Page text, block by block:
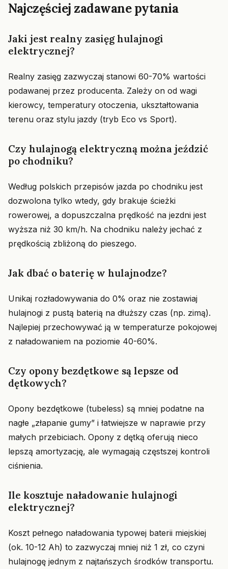
Najczęściej zadawane pytania
Jaki jest realny zasięg hulajnogi
elektrycznej?
Realny zasięg zazwyczaj stanowi 60-70% wartości
podawanej przez producenta. Zależy on od wagi
kierowcy, temperatury otoczenia, ukształtowania
terenu oraz stylu jazdy (tryb Eco vs Sport).
Czy hulajnogą elektryczną można jeździć
po chodniku?
Według polskich przepisów jazda po chodniku jest
dozwolona tylko wtedy, gdy brakuje ścieżki
rowerowej, a dopuszczalna prędkość na jezdni jest
wyższa niż 30 km/h. Na chodniku należy jechać z
prędkością zbliżoną do pieszego.
Jak dbać o baterię w hulajnodze?
Unikaj rozładowywania do 0% oraz nie zostawiaj
hulajnogi z pustą baterią na dłuższy czas (np. zimą).
Najlepiej przechowywać ją w temperaturze pokojowej
z naładowaniem na poziomie 40-60%.
Czy opony bezdętkowe są lepsze od
dętkowych?
Opony bezdętkowe (tubeless) są mniej podatne na
nagłe „złapanie gumy” i łatwiejsze w naprawie przy
małych przebiciach. Opony z dętką oferują nieco
lepszą amortyzację, ale wymagają częstszej kontroli
ciśnienia.
Ile kosztuje naładowanie hulajnogi
elektrycznej?
Koszt pełnego naładowania typowej baterii miejskiej
(ok. 10-12 Ah) to zazwyczaj mniej niż 1 zł, co czyni
hulajnogę jednym z najtańszych środków transportu.